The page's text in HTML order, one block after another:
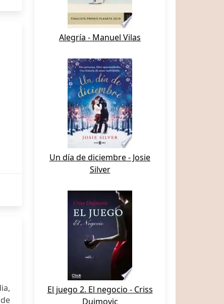
Alegría - Manuel Vilas
Un día de diciembre - Josie
Silver
El juego 2. El negocio - Criss
Dujmovic